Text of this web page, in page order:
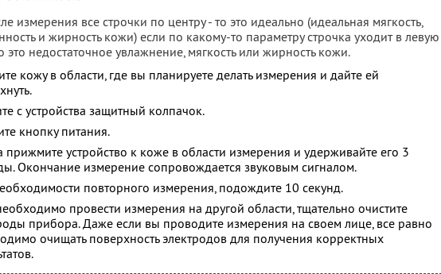
измерения все строчки по центру - то это идеально (идеальная мягкость,
и жирность кожи) если по какому-то параметру строчка уходит в левую
это недостаточное увлажнение, мягкость или жирность кожи.
кожу в области, где вы планируете делать измерения и дайте ей
с устройства защитный колпачок.
кнопку питания.
прижмите устройство к коже в области измерения и удерживайте его 3
Окончание измерение сопровождается звуковым сигналом.
повторного измерения, подождите 10 секунд.
провести измерения на другой области, тщательно очистите
прибора. Даже если вы проводите измерения на своем лице, все равно
очищать поверхность электродов для получения корректных